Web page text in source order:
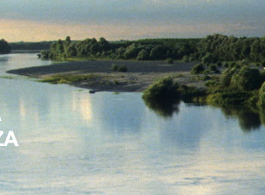
al
contenuto
principale